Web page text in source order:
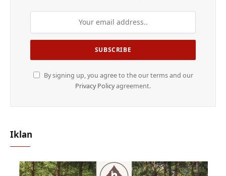
By signing up, you agree to the our terms and our
Privacy Policyagreement.
Iklan